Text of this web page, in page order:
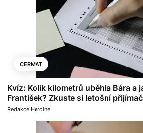
CERMAT
Kvíz: Kolik kilometrů uběhla Bára a
František? Zkuste si letošní
Redakce Heroine